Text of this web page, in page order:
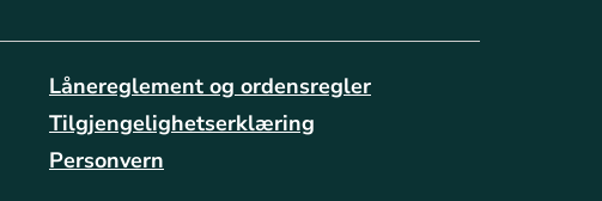
Lånereglement og ordensregler
Tilgjengelighetserklæring
Personvern